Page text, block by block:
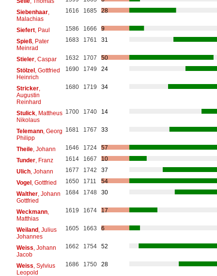
Siebenhaar,
Malachias
1616 1685 28
Siefert, Paul 1586 1666
9
Spieß, Pater
Meinrad
1683 1761 31
Stieler, Caspar 1632 1707
50
Stölzel, Gottfried
Heinrich
1690 1749 24
Stricker,
Augustin
Reinhard
1680 1719 34
Stulick, Mattheus
Nikolaus
1700 1740 14
Telemann, Georg
Philipp
1681 1767 33
Theile, Johann 1646 1724
57
Tunder, Franz 1614 1667
10
Ulich, Johann 1677 1742
37
Vogel, Gottfried 1650 1711
54
Walther, Johann
Gottfried
1684 1748 30
Weckmann,
Matthias
1619 1674 17
Weiland, Julius
Johannes
1605 1663 6
Weiss , Johann
Jacob
1662 1754 52
Weiss , Sylvius
Leopold
1686 1750 28